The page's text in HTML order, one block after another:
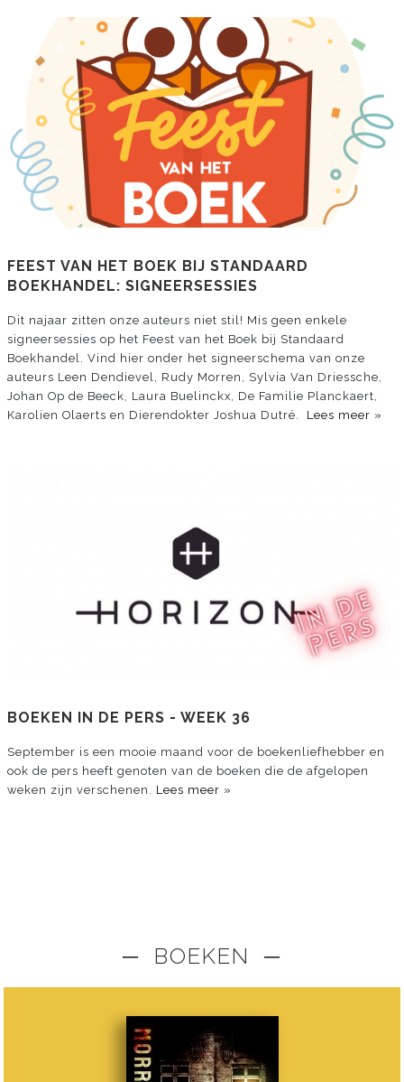
FEEST VAN HET BOEK BIJ STANDAARD
BOEKHANDEL: SIGNEERSESSIES
Dit najaar zitten onze auteurs niet stil! Mis geen enkele
signeersessies op het Feest van het Boek bij Standaard
Boekhandel. Vind hier onder het signeerschema van onze
auteurs Leen Dendievel, Rudy Morren, Sylvia Van Driessche,
Johan Op de Beeck, Laura Buelinckx, De Familie Planckaert,
Karolien Olaerts en Dierendokter Joshua Dutré. Lees meer »
BOEKEN IN DE PERS - WEEK 36
September is een mooie maand voor de boekenliefhebber en
ook de pers heeft genoten van de boeken die de afgelopen
weken zijn verschenen. Lees meer »
─ BOEKEN ─